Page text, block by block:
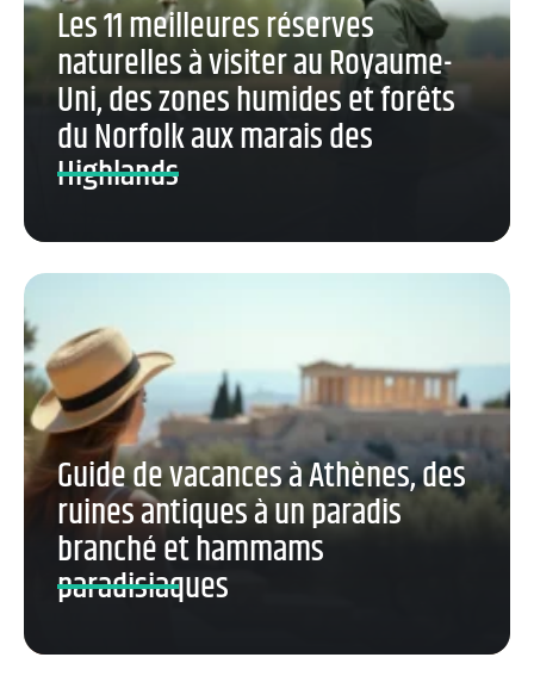
Les 11 meilleures réserves
naturelles à visiter au Royaume-
Uni, des zones humides et forêts
du Norfolk aux marais des
Highlands
Guide de vacances à Athènes, des
ruines antiques à un paradis
branché et hammams
paradisiaques